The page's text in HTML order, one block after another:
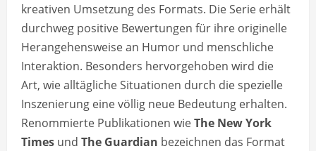
kreativen Umsetzung des Formats. Die Serie erhält
durchweg positive Bewertungen für ihre originelle
Herangehensweise an Humor und menschliche
Interaktion. Besonders hervorgehoben wird die
Art, wie alltägliche Situationen durch die spezielle
Inszenierung eine völlig neue Bedeutung erhalten.
Renommierte Publikationen wieThe New York
Times und The Guardian bezeichnen das Format